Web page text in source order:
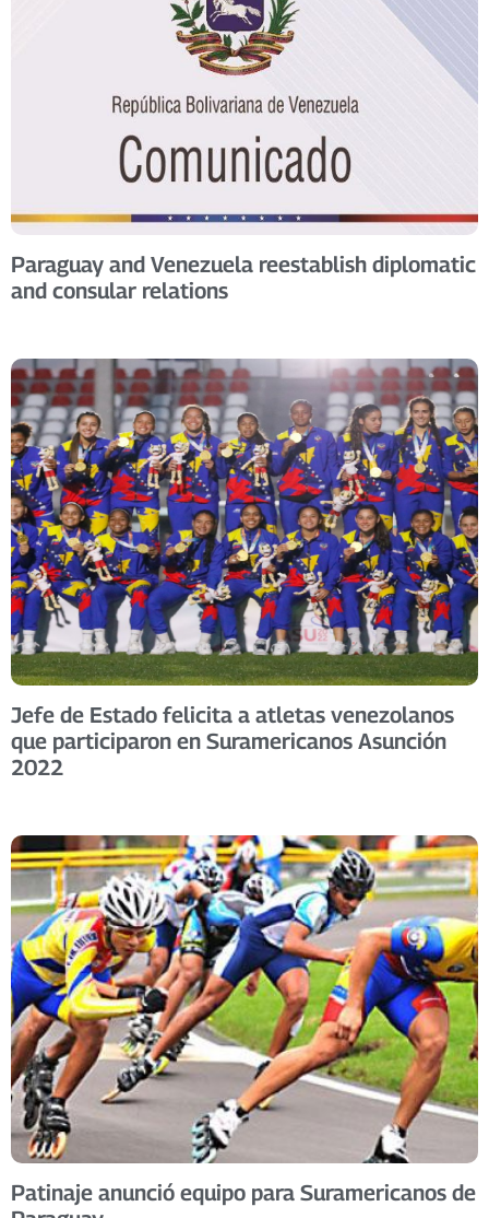
Paraguay and Venezuela reestablish diplomatic
and consular relations
Jefe de Estado felicita a atletas venezolanos
que participaron en Suramericanos Asunción
2022
Patinaje anunció equipo para Suramericanos de